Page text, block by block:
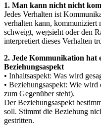
1. Man kann nicht nicht
Jedes Verhalten ist
verhalten kann, kommuniziert
schweigt, wegsieht oder den
interpretiert dieses Verhalten
2. Jede Kommunikation hat
Beziehungsaspekt
• Inhaltsaspekt: Was wird
• Beziehungsaspekt: Wie wird
zum Gegenüber steht).
Der Beziehungsaspekt
soll. Stimmt die Beziehung
gestritten.